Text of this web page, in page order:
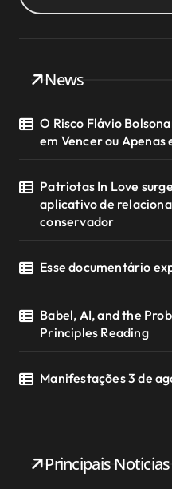
News
O Risco Flávio
em Vencer ou Apenas
Patriotas In Love
aplicativo de
conservador
Esse documentário
Babel, AI, and the
Principles Reading
Manifestações 3 de
Principais Noticias